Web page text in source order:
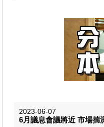
2023-06-07
6月議息會議將近 市場揣